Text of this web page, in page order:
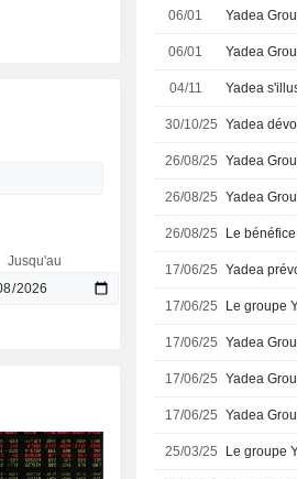
06/01 Yadea
06/01
04/11
30/10/25
26/08/25 Yadea
26/08/25
26/08/25
17/06/25 Yadea
17/06/25
17/06/25
17/06/25
17/06/25
25/03/25 Le groupe
Jusqu'au